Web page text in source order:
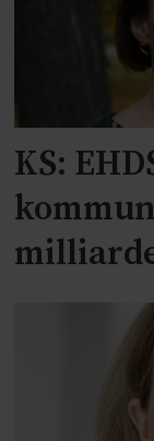
KS: